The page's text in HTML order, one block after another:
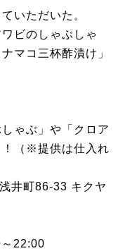
いただいた。
ビのしゃぶしゃ
マコ三杯酢漬け」
ゃぶ」や「クロア
！（※提供は仕入れ
井町86-33 キクヤ
22:00